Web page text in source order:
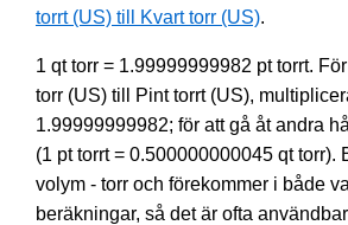
torrt (US) till Kvart torr (US).
1 qt torr = 1.99999999982 pt torrt.
torr (US) till Pint torrt (US),
1.99999999982; för att gå åt andra
(1 pt torrt = 0.500000000045 qt torr).
volym - torr och förekommer i både
beräkningar, så det är ofta